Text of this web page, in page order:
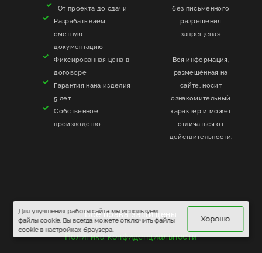
От проекта до сдачи
Разрабатываем
сметную
документацию
Фиксированная цена в
договоре
Гарантия нана изделия
5 лет
Собственное
производство
без письменного
разрешения
запрещена»
Вся информация,
размещённая на
сайте, носит
ознакомительный
характер и может
отличаться от
действительности.
Все права защищены
Политика конфиденциальности
Для улучшения работы сайта мы используем
файлы cookie. Вы всегда можете отключить файлы
cookie в настройках браузера.
Хорошо